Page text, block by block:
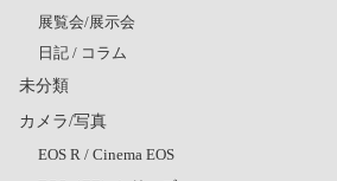
展覧会/展示会
日記 / コラム
未分類
カメラ/写真
EOS R / Cinema EOS